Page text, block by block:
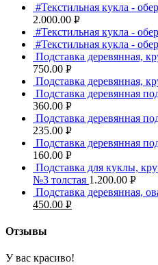
#Текстильная кукла -
2.000.00 Р
УБ.
#Текстильная кукла -
#Текстильная кукла -
Подставка деревянная,
750.00 Р
УБ.
Подставка деревянная,
Подставка деревянная
360.00 Р
УБ.
Подставка деревянная
235.00 Р
УБ.
Подставка деревянная
160.00 Р
УБ.
Подставка для куклы,
№3 толстая 1.200.00 Р
УБ.
Подставка деревянная,
450.00 Р
Отзывы
У вас красиво!